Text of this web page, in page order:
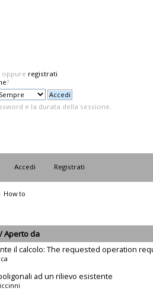
oppure registrati.
?
e la durata della sessione.
Accedi Registrati
How to
/Aperto da
il calcolo: The requested operation
ad un rilievo esistente